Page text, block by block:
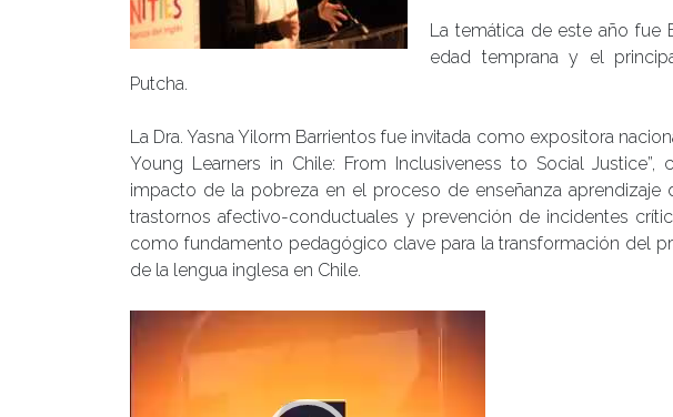
La temática de este año fue
edad temprana y el
Putcha.
La Dra. Yasna Yilorm Barrientos fue invitada como expositora
Young Learners in Chile: From Inclusiveness to Social
impacto de la pobreza en el proceso de enseñanza aprendizaje
trastornos afectivo-conductuales y prevención de incidentes
como fundamento pedagógico clave para la transformación del
de la lengua inglesa en Chile.
Reproductor
de
Video